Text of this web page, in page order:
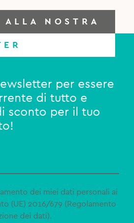
NOSTRA
per essere
di tutto e
sconto per il tuo
dei miei dati personali ai
(UE) 2016/679 (Regolamento
dei dati).